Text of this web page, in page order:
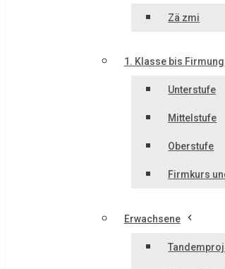
Zä zmi
1. Klasse bis Firmung
Unterstufe
Mittelstufe
Oberstufe
Firmkurs
Erwachsene